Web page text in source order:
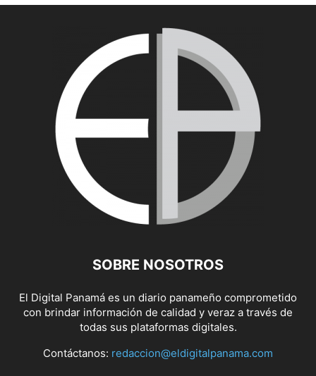
SOBRE NOSOTROS
El Digital Panamá es un diario panameño comprometido
con brindar información de calidad y veraz a través de
todas sus plataformas digitales.
Contáctanos: redaccion@eldigitalpanama.com